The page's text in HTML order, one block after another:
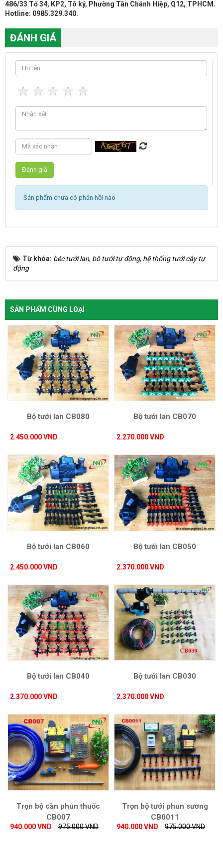
486/33 Tổ 34, KP2, Tô ký, Phường Tân Chánh Hiệp, Q12, TPHCM.
Hotline: 0985.329.340.
ĐÁNH GIÁ
Sản phẩm chưa có phản hồi nào
Từ khóa: béc tưới lan, bộ tưới tự động, hệ thống tưới cây tự
động
SẢN PHẨM CÙNG LOẠI
Bộ tưới lan CB080
2.450.000 VND
Bộ tưới lan CB070
2.270.000 VND
Bộ tưới lan CB060
2.450.000 VND
Bộ tưới lan CB050
2.370.000 VND
Bộ tưới lan CB040
2.370.000 VND
Bộ tưới lan CB030
2.370.000 VND
Trọn bộ cần phun thuốc
CB007
940.000 VND 975.000 VND
Trọn bộ tưới phun sương
CB0011
940.000 VND 975.000 VND